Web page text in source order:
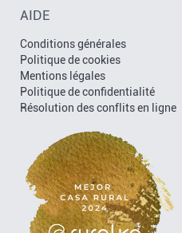
AIDE
Conditions générales
Politique de cookies
Mentions légales
Politique de confidentialité
Résolution des conflits en ligne